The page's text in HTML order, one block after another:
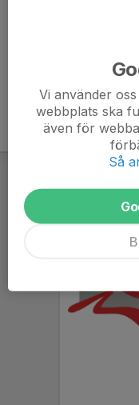
Vi använder
webbplats ska
även för
Så